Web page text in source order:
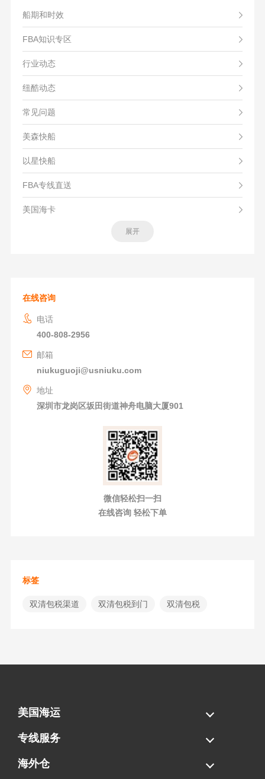
船期和时效
FBA知识专区
行业动态
纽酷动态
常见问题
美森快船
以星快船
FBA专线直送
美国海卡
展开
在线咨询
电话
400-808-2956
邮箱
niukuguoji@usniuku.com
地址
深圳市龙岗区坂田街道神舟电脑大厦901
微信轻松扫一扫
在线咨询 轻松下单
标签
双清包税渠道 双清包税到门 双清包税
美国海运
海运拼柜
海运整柜
美国海卡
加拿大海运
专线服务
FBA专线直送
超大件专线
AWD专线
电池专线
海外仓